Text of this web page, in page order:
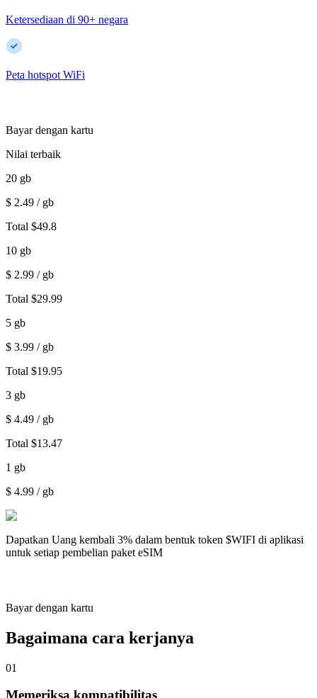
Ketersediaan di 90+ negara
Peta hotspot WiFi
Bayar dengan kartu
Nilai terbaik
20 gb
$ 2.49 / gb
Total $49.8
10 gb
$ 2.99 / gb
Total $29.99
5 gb
$ 3.99 / gb
Total $19.95
3 gb
$ 4.49 / gb
Total $13.47
1 gb
$ 4.99 / gb
Dapatkan Uang kembali 3% dalam bentuk token $WIFI di aplikasi
untuk setiap pembelian paket eSIM
Bayar dengan kartu
Bagaimana cara kerjanya
01